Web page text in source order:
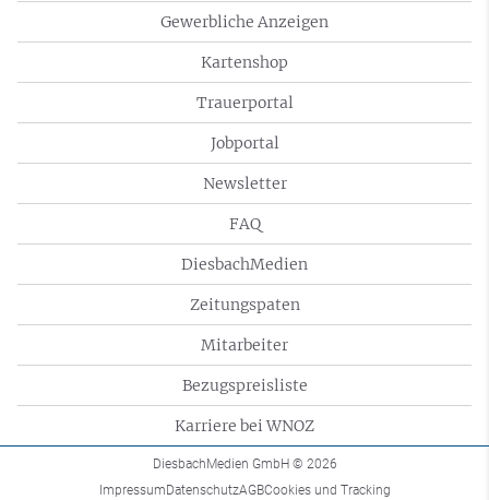
Gewerbliche Anzeigen
Kartenshop
Trauerportal
Jobportal
Newsletter
FAQ
DiesbachMedien
Zeitungspaten
Mitarbeiter
Bezugspreisliste
Karriere bei WNOZ
DiesbachMedien GmbH © 2026
ImpressumDatenschutzAGBCookies und Tracking